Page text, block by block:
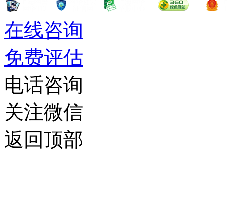
在线咨询
免费评估
电话咨询
关注微信
返回顶部